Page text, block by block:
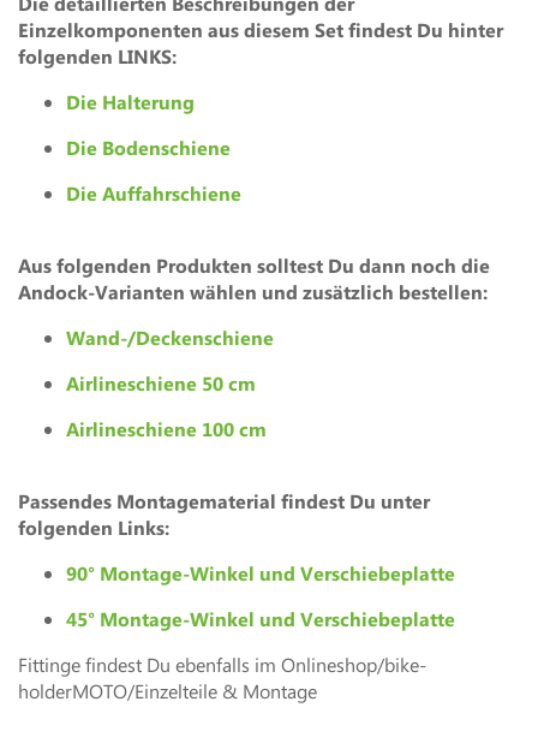
Einzelkomponenten aus diesem Set findest Du hinter
folgenden LINKS:
Die Halterung
Die Bodenschiene
Die Auffahrschiene
Aus folgenden Produkten solltest Du dann noch die
Andock-Varianten wählen und zusätzlich bestellen:
Wand-/Deckenschiene
Airlineschiene 50 cm
Airlineschiene 100 cm
Passendes Montagematerial findest Du unter
folgenden Links:
90° Montage-Winkel und Verschiebeplatte
45° Montage-Winkel und Verschiebeplatte
Fittinge findest Du ebenfalls im Onlineshop/bike-
holderMOTO/Einzelteile & Montage